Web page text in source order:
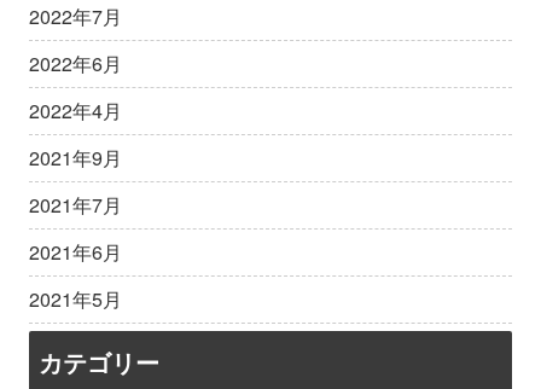
2022年7月
2022年6月
2022年4月
2021年9月
2021年7月
2021年6月
2021年5月
カテゴリー